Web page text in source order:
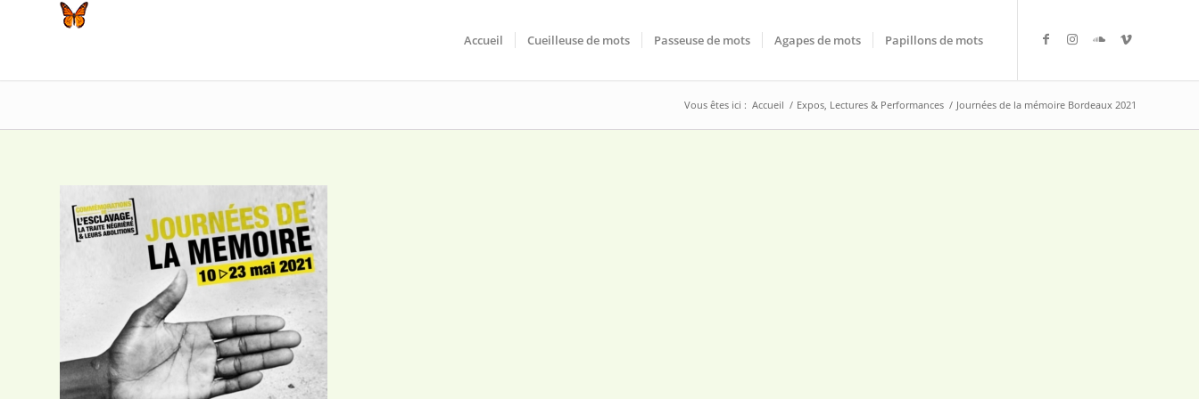
Accueil Cueilleuse de mots Passeuse de mots Agapes de mots Papillons de mots
Vous êtes ici : Accueil / Expos, Lectures & Performances / Journées de la mémoire Bordeaux 2021